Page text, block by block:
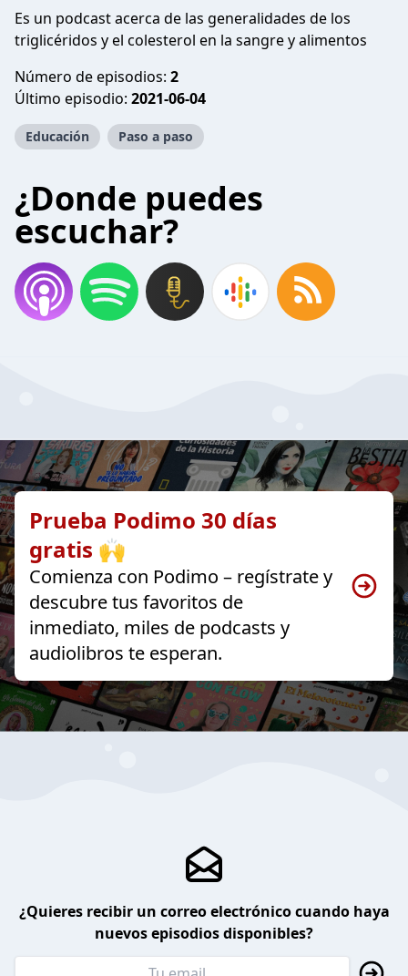
Es un podcast acerca de las generalidades de los
triglicéridos y el colesterol en la sangre y alimentos
Número de episodios: 2
Último episodio: 2021-06-04
Educación Paso a paso
¿Donde puedes
escuchar?
Prueba Podimo 30 días
gratis 🙌
Comienza con Podimo – regístrate y
descubre tus favoritos de
inmediato, miles de podcasts y
audiolibros te esperan.
¿Quieres recibir un correo electrónico cuando haya
nuevos episodios disponibles?